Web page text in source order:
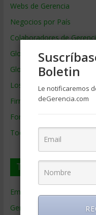
Webs de Gerencia
Negocios por País
Colaboradores de
Glosario
Glosario Inglés – Español
Los mejores MBA
Firmas de Gerencia
Formación de Gerencia
Todos los Temas
Temas de Gerencia
Empresas de Gerencia
Gerencia
Boletin
Le notificaremos
deGerencia.com